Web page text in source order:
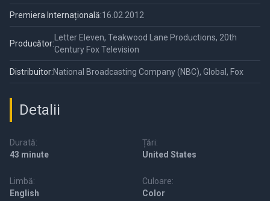
Premiera Internațională:16.02.2012
Producător:
Letter Eleven, Teakwood Lane Productions, 20th
Century Fox Television
Distribuitor:National Broadcasting Company (NBC), Global, Fox
Detalii
Durată:
43 minute
Țări:
United States
Limbă:
English
Culoare:
Color